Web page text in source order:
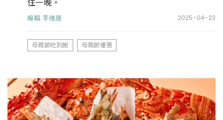
住一晚。
編輯 李維唐 2025-04-23
母親節吃到飽 母親節優惠